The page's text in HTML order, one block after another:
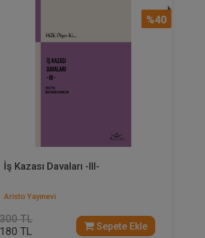
%40
İş Kazası Davaları -III-
Aristo Yayınevi
300 TL
180 TL Sepete Ekle